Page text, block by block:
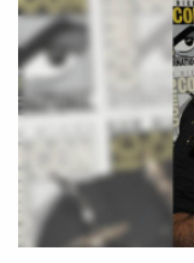
可炒到高達3億
繩被發現身著浮潛
特〉而《遊戲王》
以及狂野吸睛的主
巴」，都令動漫迷
不已，紛紛在各大
他影響深遠，長大
達無限不捨。
高橋